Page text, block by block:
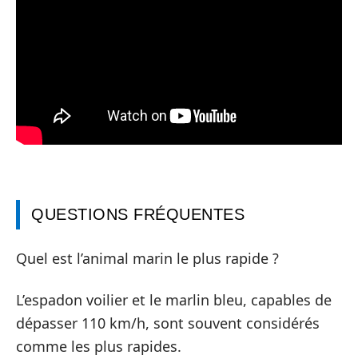
QUESTIONS FRÉQUENTES
Quel est l’animal marin le plus rapide ?
L’espadon voilier et le marlin bleu, capables de
dépasser 110 km/h, sont souvent considérés
comme les plus rapides.